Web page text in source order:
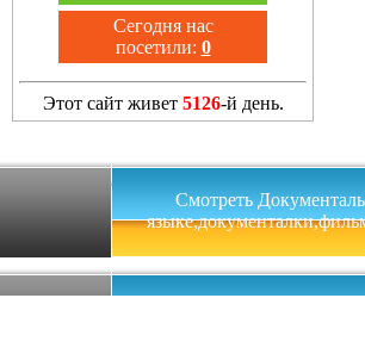
Сегодня нас
посетили: 0
Этот сайт живет 5126-й день.
Смотреть